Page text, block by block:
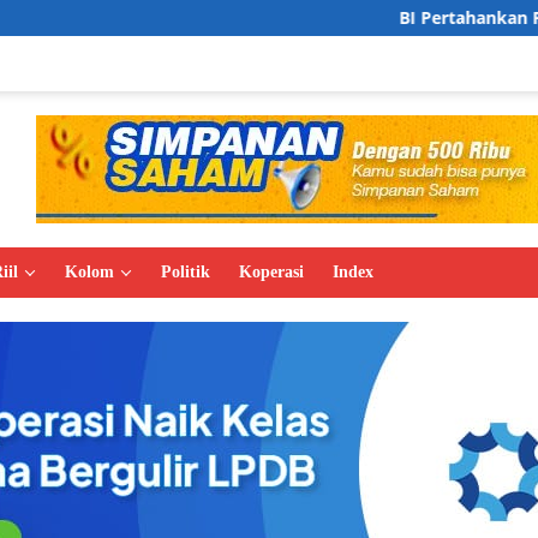
BI Pertahankan Pertumbuhan
Kolom Politik Koperasi Index